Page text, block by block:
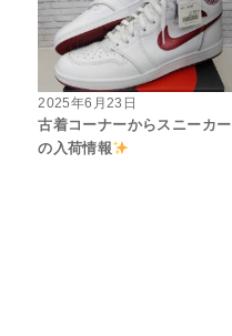
2025年6月23日
古着コーナーからスニーカー
の入荷情報